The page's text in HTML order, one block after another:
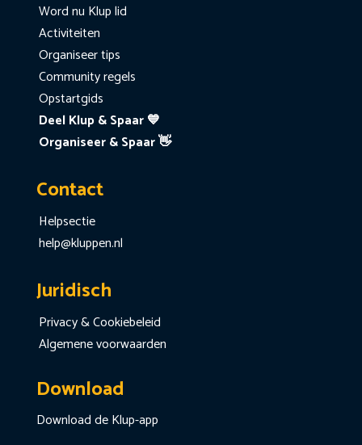
Word nu Klup lid
Activiteiten
Organiseer tips
Community regels
Opstartgids
Deel Klup & Spaar 💙
Organiseer & Spaar 👋
Contact
Helpsectie
help@kluppen.nl
Juridisch
Privacy & Cookiebeleid
Algemene voorwaarden
Download
Download de Klup-app